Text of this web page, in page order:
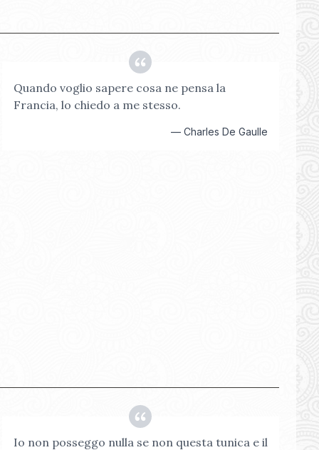
Quando voglio sapere cosa ne pensa la
Francia, lo chiedo a me stesso.
— Charles De Gaulle
Io non posseggo nulla se non questa tunica e il